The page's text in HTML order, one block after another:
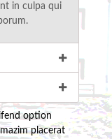
in culpa qui
option
placerat